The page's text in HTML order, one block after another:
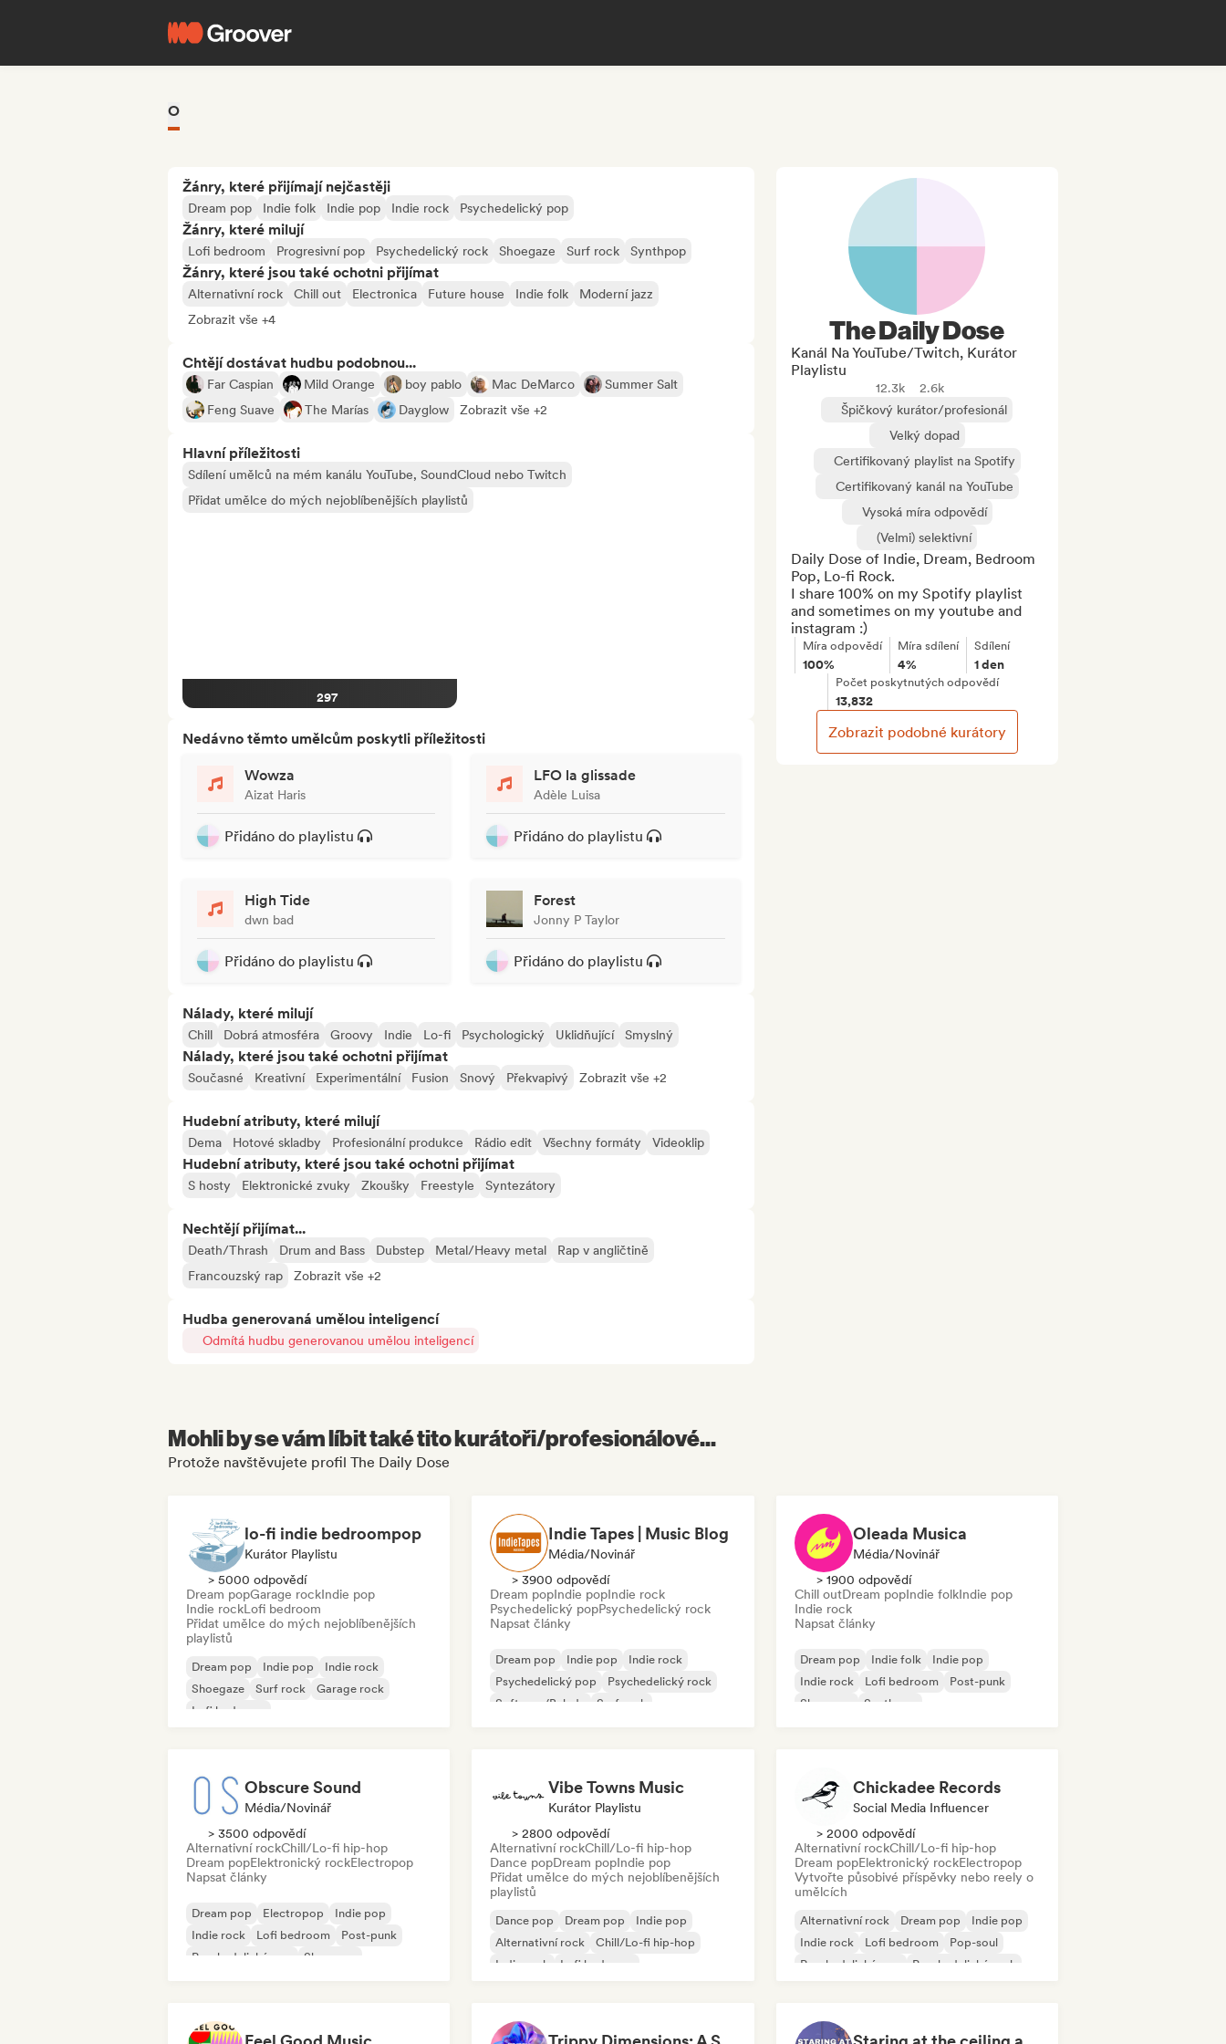
O
Žánry, které přijímají nejčastěji
Dream pop Indie folk Indie pop Indie rock Psychedelický pop
Žánry, které milují
Lofi bedroom Progresivní pop Psychedelický rock Shoegaze Surf rock Synthpop
Žánry, které jsou také ochotni přijímat
Alternativní rock Chill out Electronica Future house Indie folk
Moderní jazz
Zobrazit vše +4
Chtějí dostávat hudbu podobnou...
Far Caspian Mild Orange boy pablo Mac DeMarco
Summer Salt
Feng Suave
The Marías Dayglow Zobrazit vše +2
Hlavní příležitosti
Sdílení umělců na mém kanálu YouTube, SoundCloud nebo Twitch
Přidat umělce do mých nejoblíbenějších playlistů
297
Nedávno těmto umělcům poskytli příležitosti
Wowza
Aizat Haris
Přidáno do playlistu
LFO la glissade
Adèle Luisa
Přidáno do playlistu
High Tide
dwn bad
Přidáno do playlistu
Forest
Jonny P Taylor
Přidáno do playlistu
Nálady, které milují
Chill Dobrá atmosféra Groovy Indie Lo-fi Psychologický Uklidňující Smyslný
Nálady, které jsou také ochotni přijímat
Současné Kreativní Experimentální Fusion Snový Překvapivý Zobrazit vše +2
Hudební atributy, které milují
Dema Hotové skladby Profesionální produkce Rádio edit Všechny formáty Videoklip
Hudební atributy, které jsou také ochotni přijímat
S hosty Elektronické zvuky Zkoušky Freestyle Syntezátory
Nechtějí přijímat...
Death/Thrash Drum and Bass Dubstep Metal/Heavy metal
Rap v angličtině
Francouzský rap
Zobrazit vše +2
Hudba generovaná umělou inteligencí
Odmítá hudbu generovanou umělou inteligencí
The Daily Dose
Kanál Na YouTube/Twitch, Kurátor
Playlistu
12.3k
2.6k
Špičkový kurátor/profesionál
Velký dopad
Certifikovaný playlist na Spotify
Certifikovaný kanál na YouTube
Vysoká míra odpovědí
(Velmi) selektivní
Daily Dose of Indie, Dream, Bedroom
Pop, Lo-fi Rock.
I share 100% on my Spotify playlist
and sometimes on my youtube and
instagram :)
Míra odpovědí
100%
Míra sdílení
4%
Sdílení
1 den
Počet poskytnutých odpovědí
13,832
Zobrazit podobné kurátory
Mohli by se vám líbit také tito kurátoři/profesionálové...
Protože navštěvujete profil The Daily Dose
lo-fi indie bedroompop
Kurátor Playlistu
> 5000 odpovědí
Dream popGarage rockIndie pop
Indie rockLofi bedroom
Přidat umělce do mých nejoblíbenějších
playlistů
Dream pop Indie pop
Indie rock
Shoegaze
Surf rock
Garage rock
Lofi bedroom
Indie Tapes | Music Blog
Média/novinář
> 3900 odpovědí
Dream popIndie popIndie rock
Psychedelický popPsychedelický rock
Napsat články
Dream pop Indie pop
Indie rock
Psychedelický pop
Psychedelický rock
Soft pop/Balada
Surf rock
Oleada Musica
Média/novinář
> 1900 odpovědí
Chill outDream popIndie folkIndie pop
Indie rock
Napsat články
Dream pop Indie folk
Indie pop
Indie rock
Lofi bedroom
Post-punk
Shoegaze
Synthpop
Obscure Sound
Média/novinář
> 3500 odpovědí
Alternativní rockChill/Lo-fi hip-hop
Dream popElektronický rockElectropop
Napsat články
Dream pop Electropop
Indie pop
Indie rock
Lofi bedroom
Post-punk
Psychedelický pop
Shoegaze
Vibe Towns Music
Kurátor Playlistu
> 2800 odpovědí
Alternativní rockChill/Lo-fi hip-hop
Dance popDream popIndie pop
Přidat umělce do mých nejoblíbenějších
playlistů
Dance pop Dream pop
Indie pop
Alternativní rock
Chill/Lo-fi hip-hop
Indie rock
Lofi bedroom
Chickadee Records
Social Media Influencer
> 2000 odpovědí
Alternativní rockChill/Lo-fi hip-hop
Dream popElektronický rockElectropop
Vytvořte působivé příspěvky nebo reely o
umělcích
Alternativní rock Dream pop
Indie pop
Indie rock
Lofi bedroom
Pop-soul
Psychedelický pop
Psychedelický rock